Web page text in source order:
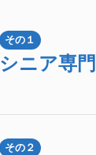
その１
シニア専門
その２